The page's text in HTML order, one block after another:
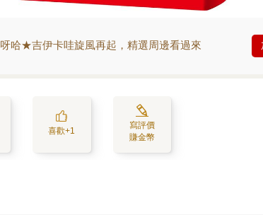
呀哈★吉伊卡哇旋風再起，精選周邊看過來
喜歡+1
寫評價
賺金幣